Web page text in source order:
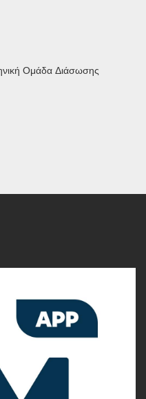
Ομάδα Διάσωσης